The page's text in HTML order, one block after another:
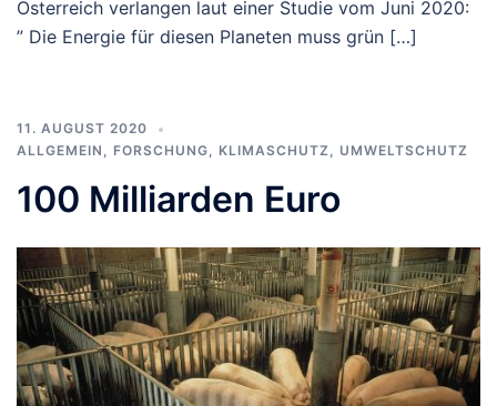
Österreich verlangen laut einer Studie vom Juni 2020:
” Die Energie für diesen Planeten muss grün […]
11. AUGUST 2020
ALLGEMEIN , FORSCHUNG, KLIMASCHUTZ , UMWELTSCHUTZ
100 Milliarden Euro